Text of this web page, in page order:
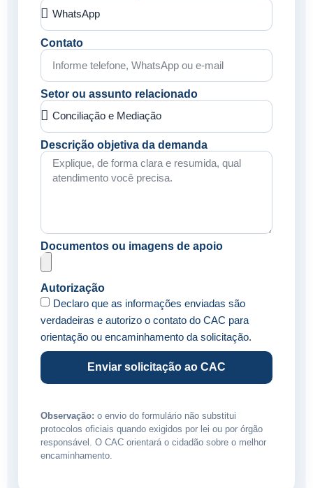
Contato
Setor ou assunto relacionado
Descrição objetiva da demanda
Documentos ou imagens de apoio
Autorização
Declaro que as informações enviadas são
verdadeiras e autorizo o contato do CAC para
orientação ou encaminhamento da solicitação.
Enviar solicitação ao CAC
Observação: o envio do formulário não substitui
protocolos oficiais quando exigidos por lei ou por órgão
responsável. O CAC orientará o cidadão sobre o melhor
encaminhamento.